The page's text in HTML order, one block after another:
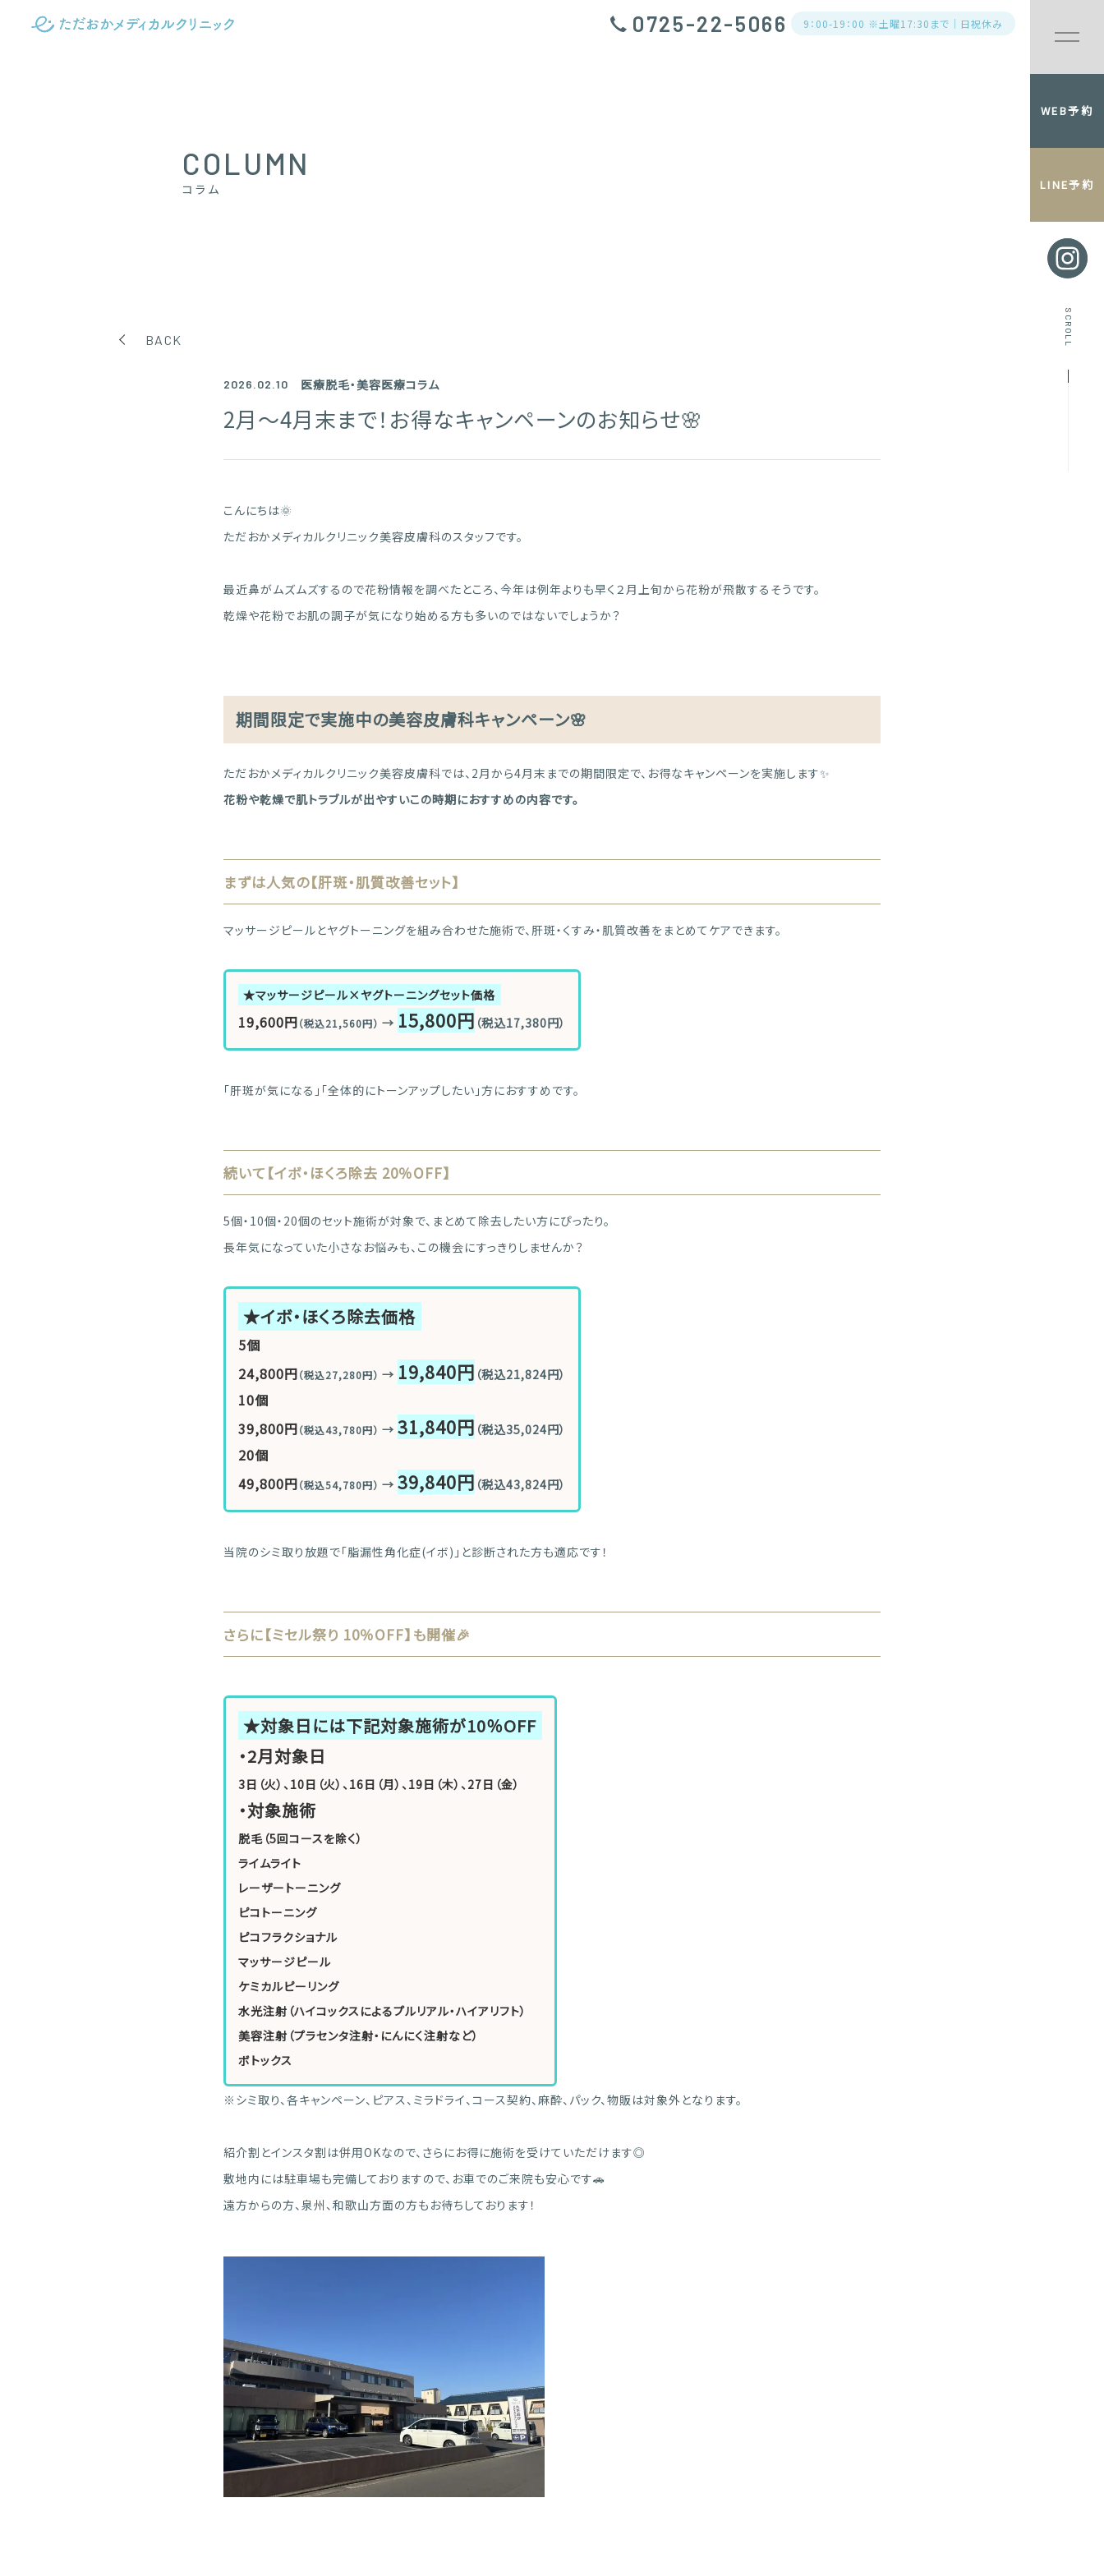
0725-22-5066 9：00-19：00 ※土曜17:30まで｜日祝休み
WEB予約
LINE予約
SCROLL
COLUMN
コラム
BACK
2026.02.10 医療脱毛・美容医療コラム
2月～4月末まで！お得なキャンペーンのお知らせ🌸
こんにちは🌞
ただおかメディカルクリニック美容皮膚科のスタッフです。
最近鼻がムズムズするので花粉情報を調べたところ、今年は例年よりも早く２月上旬から花粉が飛散するそうです。
乾燥や花粉でお肌の調子が気になり始める方も多いのではないでしょうか？
期間限定で実施中の美容皮膚科キャンペーン🌸
ただおかメディカルクリニック美容皮膚科では、2月から4月末までの期間限定で、お得なキャンペーンを実施します✨
花粉や乾燥で肌トラブルが出やすいこの時期におすすめの内容です。
まずは人気の【肝斑・肌質改善セット】
マッサージピールとヤグトーニングを組み合わせた施術で、肝斑・くすみ・肌質改善をまとめてケアできます。
★マッサージピール×ヤグトーニングセット価格
19,600円（税込21,560円） → 15,800円 （税込17,380円）
「肝斑が気になる」「全体的にトーンアップしたい」方におすすめです。
続いて【イボ・ほくろ除去 20％OFF】
5個・10個・20個のセット施術が対象で、まとめて除去したい方にぴったり。
長年気になっていた小さなお悩みも、この機会にすっきりしませんか？
★イボ・ほくろ除去価格
5個
24,800円（税込27,280円） → 19,840円 （税込21,824円）
10個
39,800円（税込43,780円） → 31,840円 （税込35,024円）
20個
49,800円（税込54,780円） → 39,840円 （税込43,824円）
当院のシミ取り放題で「脂漏性角化症(イボ)」と診断された方も適応です！
さらに【ミセル祭り 10％OFF】も開催🎉
★対象日には下記対象施術が10％OFF
・2月対象日
3日（火）、10日（火）、16日（月）、19日（木）、27日（金）
・対象施術
脱毛（5回コースを除く）
ライムライト
レーザートーニング
ピコトーニング
ピコフラクショナル
マッサージピール
ケミカルピーリング
水光注射（ハイコックスによるプルリアル・ハイアリフト）
美容注射（プラセンタ注射・にんにく注射など）
ボトックス
※シミ取り、各キャンペーン、ピアス、ミラドライ、コース契約、麻酔、パック、物販は対象外となります。
紹介割とインスタ割は併用OKなので、さらにお得に施術を受けていただけます◎
敷地内には駐車場も完備しておりますので、お車でのご来院も安心です🚗
遠方からの方、泉州、和歌山方面の方もお待ちしております！